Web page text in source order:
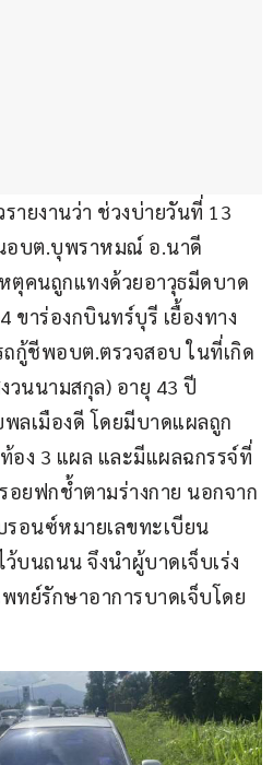
ายงานว่า ช่วงบ่ายวันที่ 13
อบต.บุพราหมณ์ อ.นาดี
ตุคนถูกแทงด้วยอาวุธมีดบาด
ขาร่องกบินทร์บุรี เยื้องทาง
ถกู้ชีพอบต.ตรวจสอบ ในที่เกิด
วนนามสกุล) อายุ 43 ปี
ลเมืองดี โดยมีบาดแผลถูก
ง 3 แผล และมีแผลฉกรรจ์ที่
ยฟกช้ำตามร่างกาย นอกจาก
รอนซ์หมายเลขทะเบียน
บนถนน จึงนำผู้บาดเจ็บเร่ง
ทย์รักษาอาการบาดเจ็บโดย